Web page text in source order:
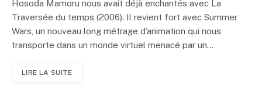
Hosoda Mamoru nous avait déjà enchantés avec La
Traversée du temps (2006). Il revient fort avec Summer
Wars, un nouveau long métrage d’animation qui nous
transporte dans un monde virtuel menacé par un...
LIRE LA SUITE